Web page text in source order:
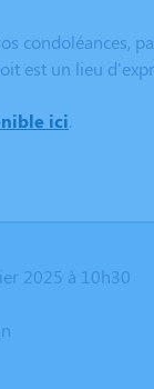
condoléances,
est un lieu
ici.
2025 à 10h30